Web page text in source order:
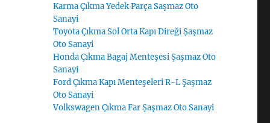
Karma Çıkma Yedek Parça Saşmaz Oto
Sanayi
Toyota Çıkma Sol Orta Kapı Direği Şaşmaz
Oto Sanayi
Honda Çıkma Bagaj Menteşesi Şaşmaz Oto
Sanayi
Ford Çıkma Kapı Menteşeleri R-L Şaşmaz
Oto Sanayi
Volkswagen Çıkma Far Şaşmaz Oto Sanayi